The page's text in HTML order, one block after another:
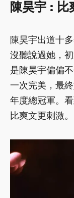
陳昊宇 : 比
陳昊宇出道十
沒聽說過她，
是陳昊宇偏偏
一次完美，最
年度總冠軍。
比爽文更刺激。